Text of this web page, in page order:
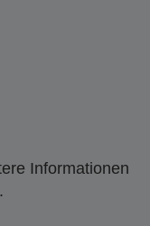
Informationen